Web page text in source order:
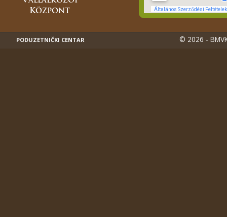
PODUZETNIČKI CENTAR © 2026 -